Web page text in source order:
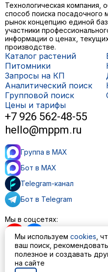
Технологическая компания,
способ поиска посадочного
рынок концепцию единой
участники
информации о ценах,
производстве.
Каталог растений
Питомники
Запросы на КП
Аналитический поиск
Групповой поиск
Цены и тарифы
+7 926 562-48-55
hello@mppm.ru
Группа в MAX
Бот в MAX
Telegram-канал
Бот в Telegram
Мы в соцсетях:
Пользовательское
Мы используем cookies ,
ваш поиск, рекомендовать
полезное и создавать
на сайте